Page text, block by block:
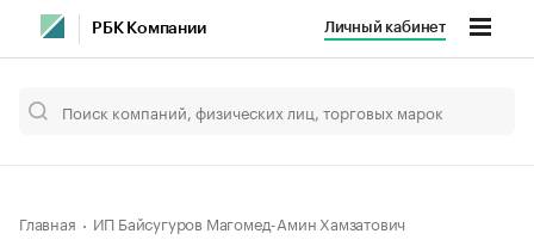
РБК Компании Личный кабинет
Главная ИП Байсугуров Магомед-Амин Хамзатович